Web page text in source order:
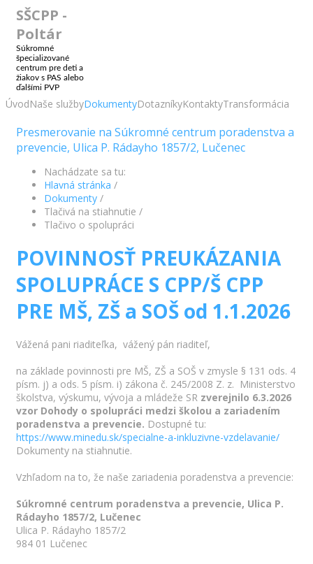
SŠCPP -
Poltár
Súkromné
špecializované
centrum pre deti a
žiakov s PAS alebo
ďalšími PVP
ÚvodNaše službyDokumentyDotazníkyKontaktyTransformácia
Presmerovanie na Súkromné centrum poradenstva a
prevencie, Ulica P. Rádayho 1857/2, Lučenec
Nachádzate sa tu:
Hlavná stránka /
Dokumenty /
Tlačivá na stiahnutie /
Tlačivo o spolupráci
POVINNOSŤ PREUKÁZANIA
SPOLUPRÁCE S CPP/Š CPP
PRE MŠ, ZŠ a SOŠ od 1.1.2026
Vážená pani riaditeľka, vážený pán riaditeľ,
na základe povinnosti pre MŠ, ZŠ a SOŠ v zmysle § 131 ods. 4
písm. j) a ods. 5 písm. i) zákona č. 245/2008 Z. z. Ministerstvo
školstva, výskumu, vývoja a mládeže SR zverejnilo 6.3.2026
vzor Dohody o spolupráci medzi školou a zariadením
poradenstva a prevencie. Dostupné tu:
https://www.minedu.sk/specialne-a-inkluzivne-vzdelavanie/
Dokumenty na stiahnutie.
Vzhľadom na to, že naše zariadenia poradenstva a prevencie:
Súkromné centrum poradenstva a prevencie, Ulica P.
Rádayho 1857/2, Lučenec
Ulica P. Rádayho 1857/2
984 01 Lučenec